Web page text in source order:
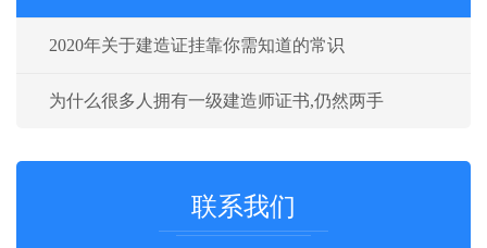
2020年关于建造证挂靠你需知道的常识
为什么很多人拥有一级建造师证书,仍然两手
联系我们